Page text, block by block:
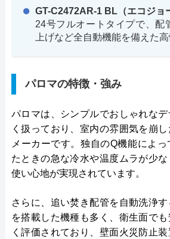
GT-C2472AR-1 BL（エコジョ
24号フルオートタイプで、配
上げなど全自動機能を備えた高
パロマの特徴・強み
パロマは、シンプルでおしゃれな
く扱っており、室内の雰囲気を崩
メーカーです。独自のQ機能によ
たときの急な冷水や温度ムラが少
使い心地が実現されています。
さらに、追い焚き配管を自動洗浄
を搭載した機種も多く、衛生面で
く評価されており、壁面火災防止